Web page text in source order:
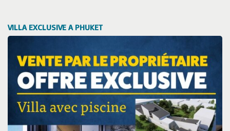
VILLA EXCLUSIVE A PHUKET